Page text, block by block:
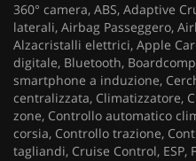
360° camera, ABS, Adaptive
laterali, Airbag Passeggero,
Alzacristalli elettrici, Apple
digitale, Bluetooth,
smartphone a induzione,
centralizzata, Climatizzatore,
zone, Controllo automatico
corsia, Controllo trazione,
tagliandi, Cruise Control, ESP,